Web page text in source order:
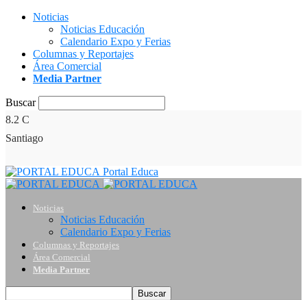
Noticias
Noticias Educación
Calendario Expo y Ferias
Columnas y Reportajes
Área Comercial
Media Partner
Buscar
8.2 C
Santiago
Portal Educa
Noticias
Noticias Educación
Calendario Expo y Ferias
Columnas y Reportajes
Área Comercial
Media Partner